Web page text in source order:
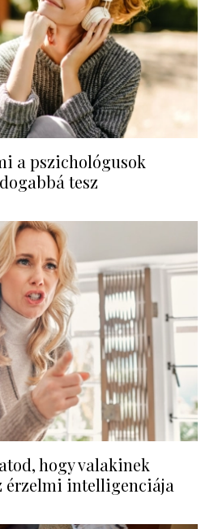
a pszichológusok
tesz
hogy valakinek
érzelmi intelligenciája